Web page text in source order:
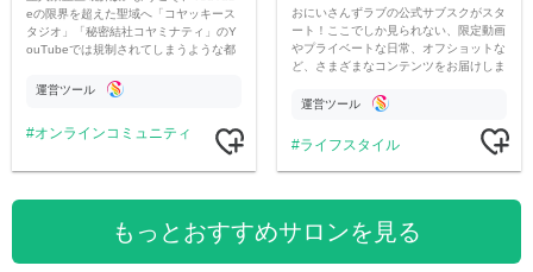
eの限界を超えた聖域へ「コヤッキース
タジオ」「秘密結社コヤミナティ」のY
ouTubeでは規制されてしまうような都
公開。
運営ツール
オンラインコミュニティ
おにいさんずラブの公式サブスクがスタ
ート！ここでしか見られない、限定動画
やプライベートな日常、オフショットな
ど、さまざまなコンテンツをお届けしま
運営ツール
ライフスタイル
もっとおすすめサロンを見る